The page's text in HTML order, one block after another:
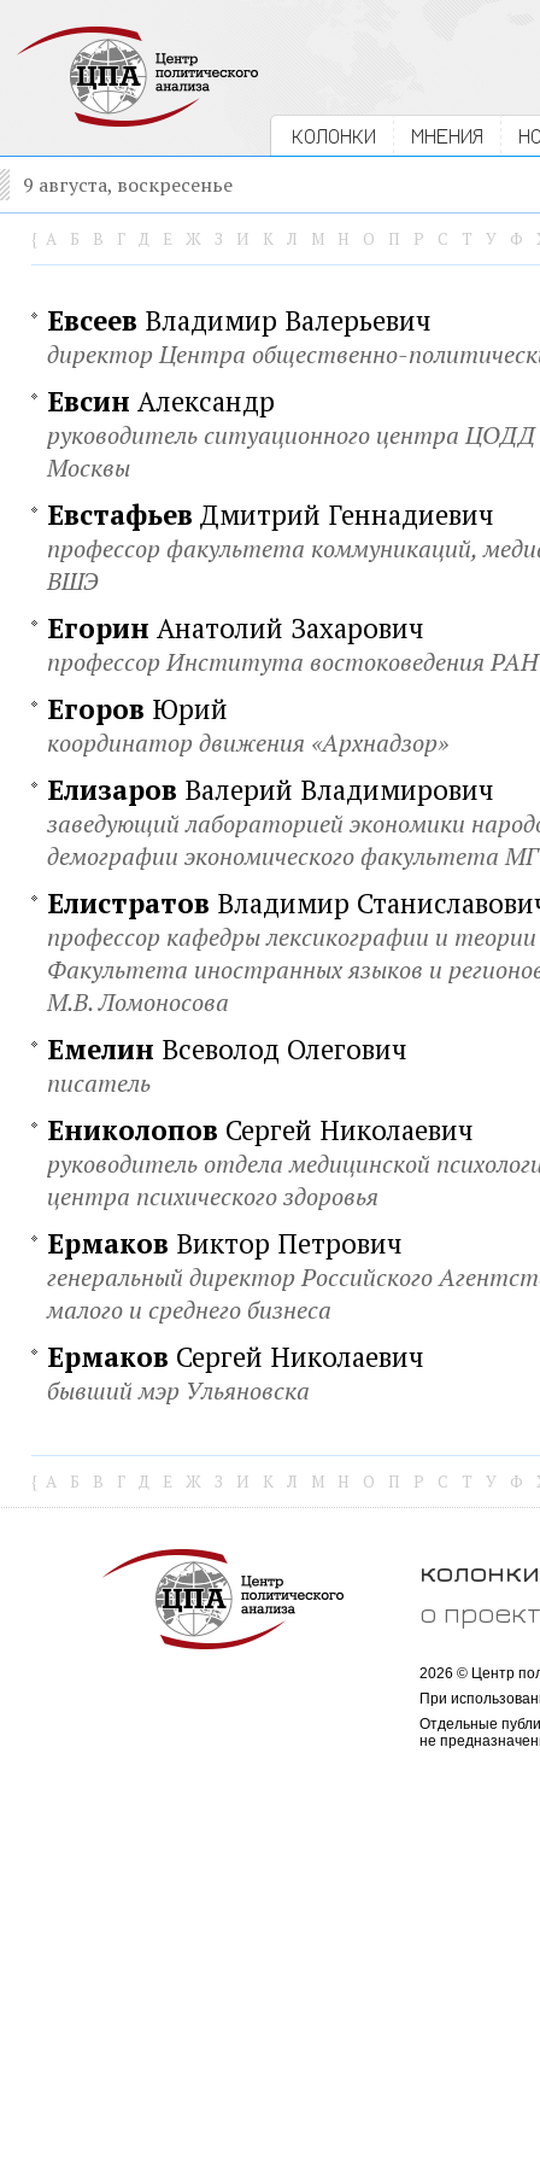
КОЛОНКИ МНЕНИЯ
9 августа, воскресенье
{ А Б В Г Д Е Ж З И К Л М Н О П Р С Т У Ф
Евсеев Владимир Валерьевич
директор Центра общественно-
Евсин Александр
руководитель ситуационного центра
Москвы
Евстафьев Дмитрий Геннадиевич
профессор факультета коммуникаций,
ВШЭ
Егорин Анатолий Захарович
профессор Института востоковедения РАН
Егоров Юрий
координатор движения «Архнадзор»
Елизаров Валерий Владимирович
заведующий лабораторией экономики
демографии экономического факультета
Елистратов Владимир
профессор кафедры лексикографии и теории
Факультета иностранных языков и
М.В. Ломоносова
Емелин Всеволод Олегович
писатель
Ениколопов Сергей Николаевич
руководитель отдела медицинской
центра психического здоровья
Ермаков Виктор Петрович
генеральный директор Российского
малого и среднего бизнеса
Ермаков Сергей Николаевич
бывший мэр Ульяновска
{ А Б В Г Д Е Ж З И К Л М Н О П Р С Т У Ф
колонки
о
2026 © Центр
При
Отдельные
не